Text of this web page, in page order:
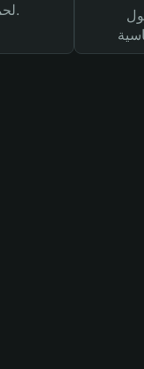
لحماية أصولك ومعاملاتك.